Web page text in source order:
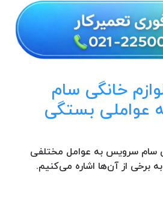
خانگی سام
بستگی
سام سرویس به عوامل مختلفی
برخی از آن‌ها اشاره می‌کنیم.